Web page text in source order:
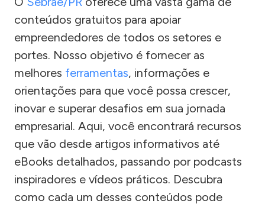
conteúdos gratuitos para apoiar
empreendedores de todos os setores e
portes. Nosso objetivo é fornecer as
melhores ferramentas, informações e
orientações para que você possa crescer,
inovar e superar desafios em sua jornada
empresarial. Aqui, você encontrará recursos
que vão desde artigos informativos até
eBooks detalhados, passando por podcasts
inspiradores e vídeos práticos. Descubra
como cada um desses conteúdos pode